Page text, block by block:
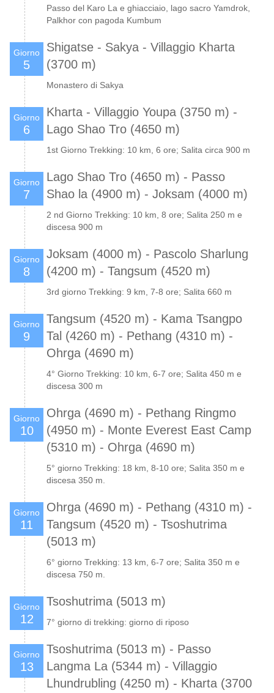
Passo del Karo La e ghiacciaio, lago sacro Yamdrok,
Palkhor con pagoda Kumbum
Giorno
5
Shigatse - Sakya - Villaggio Kharta
(3700 m)
Monastero di Sakya
Giorno
6
Kharta - Villaggio Youpa (3750 m) -
Lago Shao Tro (4650 m)
1st Giorno Trekking: 10 km, 6 ore; Salita circa 900 m
Giorno
7
Lago Shao Tro (4650 m) - Passo
Shao la (4900 m) - Joksam (4000 m)
2 nd Giorno Trekking: 10 km, 8 ore; Salita 250 m e
discesa 900 m
Giorno
8
Joksam (4000 m) - Pascolo Sharlung
(4200 m) - Tangsum (4520 m)
3rd giorno Trekking: 9 km, 7-8 ore; Salita 660 m
Giorno
9
Tangsum (4520 m) - Kama Tsangpo
Tal (4260 m) - Pethang (4310 m) -
Ohrga (4690 m)
4° Giorno Trekking: 10 km, 6-7 ore; Salita 450 m e
discesa 300 m
Giorno
10
Ohrga (4690 m) - Pethang Ringmo
(4950 m) - Monte Everest East Camp
(5310 m) - Ohrga (4690 m)
5° giorno Trekking: 18 km, 8-10 ore; Salita 350 m e
discesa 350 m.
Giorno
11
Ohrga (4690 m) - Pethang (4310 m) -
Tangsum (4520 m) - Tsoshutrima
(5013 m)
6° giorno Trekking: 13 km, 6-7 ore; Salita 350 m e
discesa 750 m.
Giorno
12
Tsoshutrima (5013 m)
7° giorno di trekking: giorno di riposo
Giorno
13
Tsoshutrima (5013 m) - Passo
Langma La (5344 m) - Villaggio
Lhundrubling (4250 m) - Kharta (3700